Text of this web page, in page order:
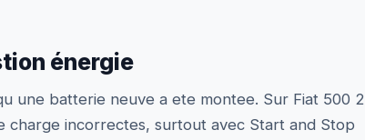
énergie
une batterie neuve a ete montee. Sur Fiat 500 2
charge incorrectes, surtout avec Start and Stop